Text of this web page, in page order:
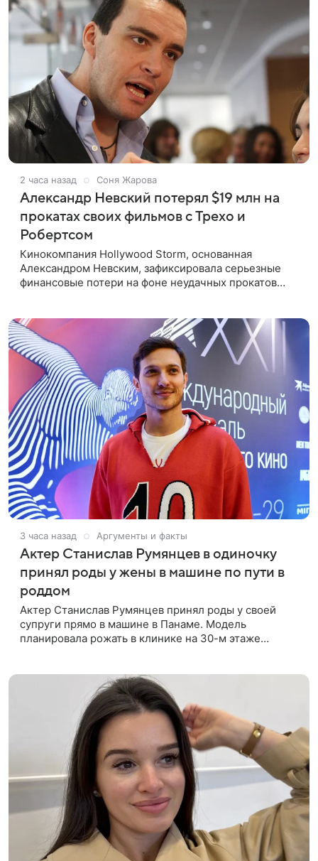
2 часа назад Соня Жарова
Александр Невский потерял $19 млн на
прокатах своих фильмов с Трехо и
Робертсом
Кинокомпания Hollywood Storm, основанная
Александром Невским, зафиксировала серьезные
финансовые потери на фоне неудачных прокатов
3 часа назад Аргументы и факты
Актер Станислав Румянцев в одиночку
принял роды у жены в машине по пути в
роддом
Актер Станислав Румянцев принял роды у своей
супруги прямо в машине в Панаме. Модель
планировала рожать в клинике на 30-м этаже